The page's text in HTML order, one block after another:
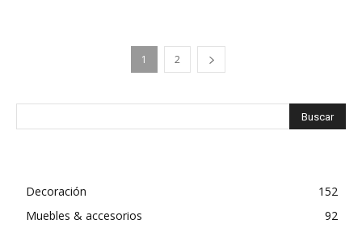
1 2
Decoración
152
Muebles & accesorios
92